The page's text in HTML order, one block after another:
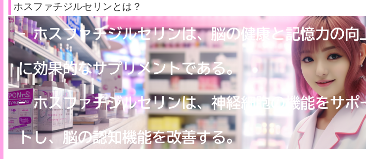
ホスファチジルセリンとは？